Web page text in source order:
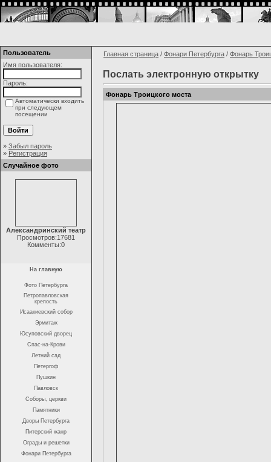
Пользователь
Имя пользователя:
Пароль:
Автоматически входить
при следующем
посещении
» Забыл пароль
» Регистрация
Случайное фото
Александринский театр
Просмотров:17681
Комменты:0
На главную
Фото Петербурга
Петропавловская
крепость
Исаакиевский собор
Эрмитаж
Юсуповский дворец
Спас-на-Крови
Летний сад
Петергоф
Пушкин
Павловск
Соборы, церкви
Памятники
Дворы Петербурга
Питерский жанр
Ограды и решетки
Фонари Петербурга
Главная страница / Фонари Петербурга / Фонарь
Послать электронную открытку
Фонарь Троицкого моста